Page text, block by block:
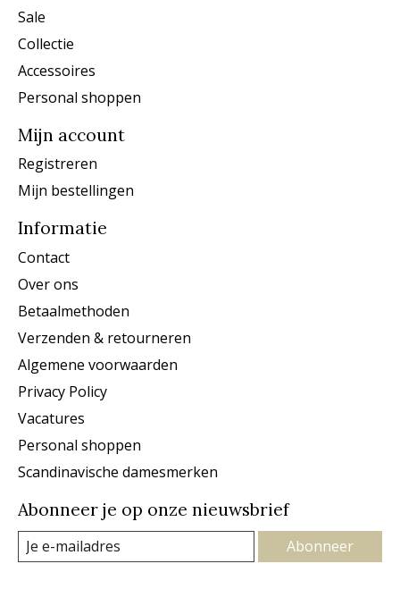
Sale
Collectie
Accessoires
Personal shoppen
Mijn account
Registreren
Mijn bestellingen
Informatie
Contact
Over ons
Betaalmethoden
Verzenden & retourneren
Algemene voorwaarden
Privacy Policy
Vacatures
Personal shoppen
Scandinavische damesmerken
Abonneer je op onze nieuwsbrief
Abonneer